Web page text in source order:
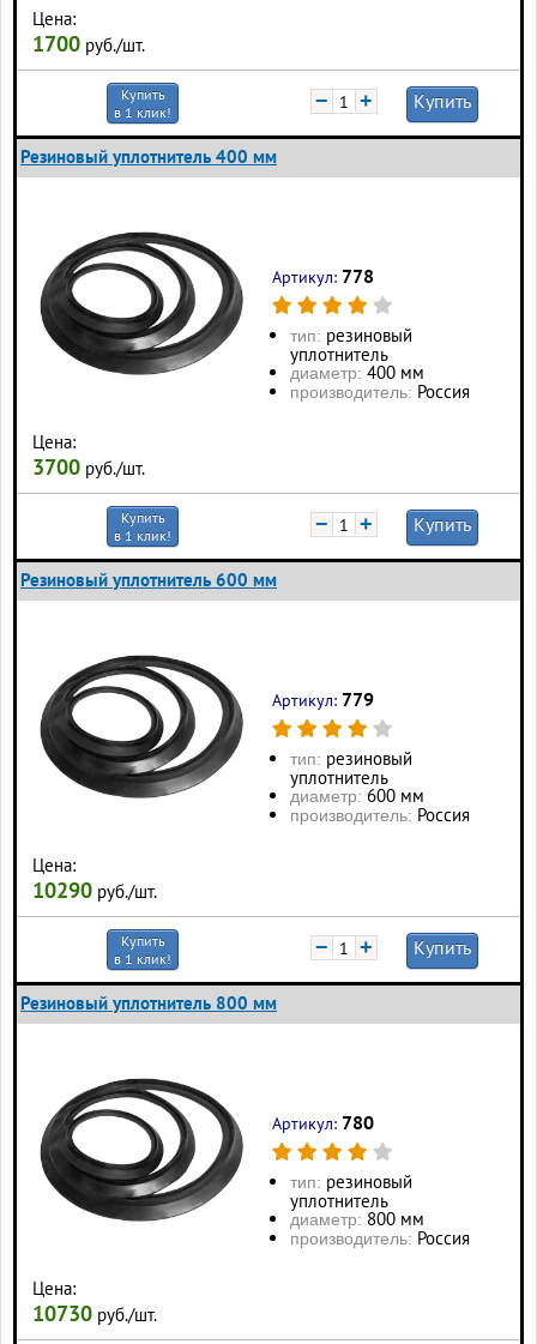
Цена:
1700 руб./шт.
Купить
в 1 клик!
− + Купить
Резиновый уплотнитель 400 мм
Цена:
3700 руб./шт.
Артикул: 778
тип: резиновый
уплотнитель
диаметр: 400 мм
производитель: Россия
Купить
в 1 клик!
− + Купить
Резиновый уплотнитель 600 мм
Цена:
10290 руб./шт.
Артикул: 779
тип: резиновый
уплотнитель
диаметр: 600 мм
производитель: Россия
Купить
в 1 клик!
− + Купить
Резиновый уплотнитель 800 мм
Цена:
10730 руб./шт.
Артикул: 780
тип: резиновый
уплотнитель
диаметр: 800 мм
производитель: Россия